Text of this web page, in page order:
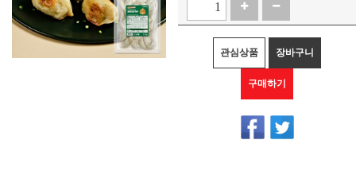
관심상품 장바구니
구매하기